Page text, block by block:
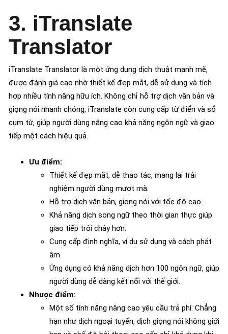
3. iTranslate
Translator
iTranslate Translator là một ứng dụng dịch thuật mạnh mẽ,
được đánh giá cao nhờ thiết kế đẹp mắt, dễ sử dụng và tích
hợp nhiều tính năng hữu ích. Không chỉ hỗ trợ dịch văn bản và
giọng nói nhanh chóng, iTranslate còn cung cấp từ điển và sổ
cụm từ, giúp người dùng nâng cao khả năng ngôn ngữ và giao
tiếp một cách hiệu quả.
Ưu điểm:
Thiết kế đẹp mắt, dễ thao tác, mang lại trải
nghiệm người dùng mượt mà.
Hỗ trợ dịch văn bản, giọng nói với tốc độ cao.
Khả năng dịch song ngữ theo thời gian thực giúp
giao tiếp trôi chảy hơn.
Cung cấp định nghĩa, ví dụ sử dụng và cách phát
âm.
Ứng dụng có khả năng dịch hơn 100 ngôn ngữ, giúp
người dùng dễ dàng kết nối với thế giới.
Nhược điểm:
Một số tính năng nâng cao yêu cầu trả phí: Chẳng
hạn như dịch ngoại tuyến, dịch giọng nói không giới